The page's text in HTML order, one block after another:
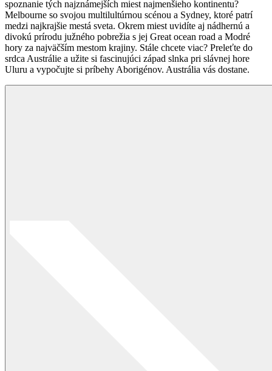
spoznanie tých najznámejších miest najmenšieho kontinentu?
Melbourne so svojou multilultúrnou scénou a Sydney, ktoré patrí
medzi najkrajšie mestá sveta. Okrem miest uvidíte aj nádhernú a
divokú prírodu južného pobrežia s jej Great ocean road a Modré
hory za najväčším mestom krajiny. Stále chcete viac? Preleťte do
srdca Austrálie a užite si fascinujúci západ slnka pri slávnej hore
Uluru a vypočujte si príbehy Aborigénov. Austrália vás dostane.